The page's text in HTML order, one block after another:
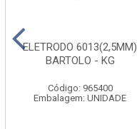
ELETRODO 6013(2,5MM)
BARTOLO - KG
Código: 965400
Embalagem: UNIDADE